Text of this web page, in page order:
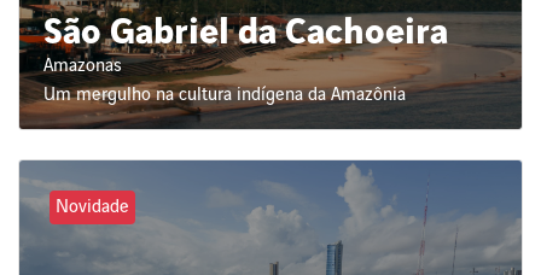
São Gabriel da Cachoeira
Amazonas
Um mergulho na cultura indígena da Amazônia
Novidade